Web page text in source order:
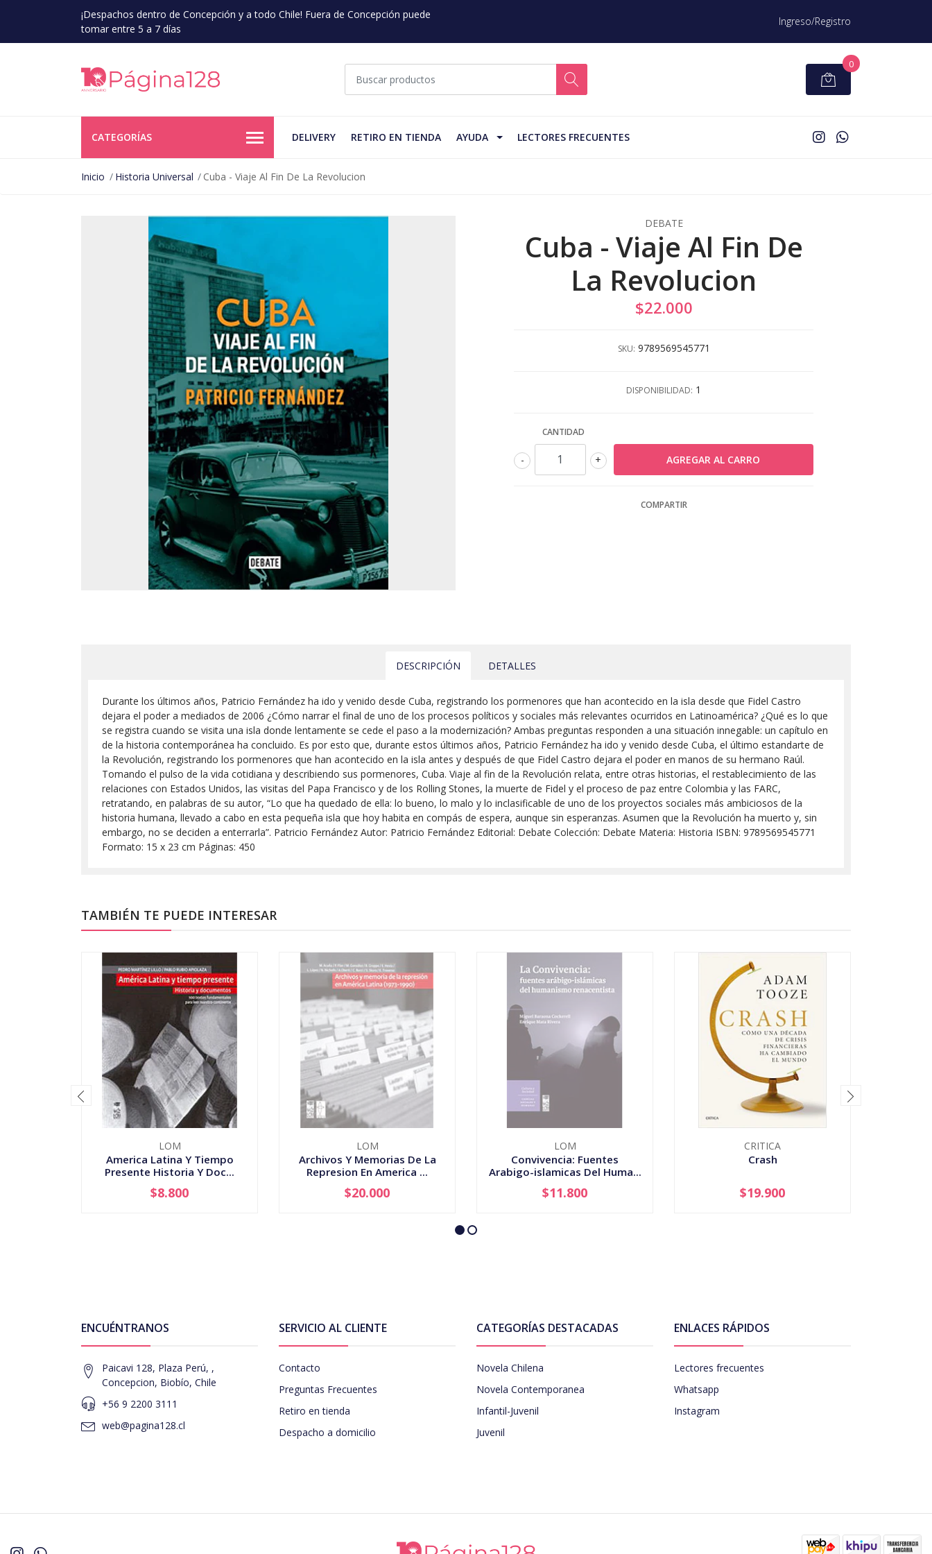
¡Despachos dentro de Concepción y a todo Chile! Fuera de Concepción puede
tomar entre 5 a 7 días
Ingreso/Registro
0
CATEGORÍAS DELIVERY RETIRO EN TIENDA AYUDA LECTORES FRECUENTES
Inicio Historia Universal Cuba - Viaje Al Fin De La Revolucion
DEBATE
Cuba - Viaje Al Fin De
La Revolucion
$22.000
SKU: 9789569545771
DISPONIBILIDAD: 1
CANTIDAD
+
-
COMPARTIR
DESCRIPCIÓN DETALLES
Durante los últimos años, Patricio Fernández ha ido y venido desde Cuba, registrando los pormenores que han acontecido en la isla desde que Fidel Castro
dejara el poder a mediados de 2006 ¿Cómo narrar el final de uno de los procesos políticos y sociales más relevantes ocurridos en Latinoamérica? ¿Qué es lo que
se registra cuando se visita una isla donde lentamente se cede el paso a la modernización? Ambas preguntas responden a una situación innegable: un capítulo en
de la historia contemporánea ha concluido. Es por esto que, durante estos últimos años, Patricio Fernández ha ido y venido desde Cuba, el último estandarte de
la Revolución, registrando los pormenores que han acontecido en la isla antes y después de que Fidel Castro dejara el poder en manos de su hermano Raúl.
Tomando el pulso de la vida cotidiana y describiendo sus pormenores, Cuba. Viaje al fin de la Revolución relata, entre otras historias, el restablecimiento de las
relaciones con Estados Unidos, las visitas del Papa Francisco y de los Rolling Stones, la muerte de Fidel y el proceso de paz entre Colombia y las FARC,
retratando, en palabras de su autor, “Lo que ha quedado de ella: lo bueno, lo malo y lo inclasificable de uno de los proyectos sociales más ambiciosos de la
historia humana, llevado a cabo en esta pequeña isla que hoy habita en compás de espera, aunque sin esperanzas. Asumen que la Revolución ha muerto y, sin
embargo, no se deciden a enterrarla”. Patricio Fernández Autor: Patricio Fernández Editorial: Debate Colección: Debate Materia: Historia ISBN: 9789569545771
Formato: 15 x 23 cm Páginas: 450
TAMBIÉN TE PUEDE INTERESAR
LOM
America Latina Y Tiempo
Presente Historia Y Doc...
+
$8.800
LOM
Archivos Y Memorias De La
Represion En America ...
AGOTADO
$20.000
LOM
Convivencia: Fuentes
Arabigo-islamicas Del Huma...
AGOTADO
$11.800
CRITICA
Crash
+
$19.900
ENCUÉNTRANOS
Paicavi 128, Plaza Perú, ,
Concepcion, Biobío, Chile
+56 9 2200 3111
web@pagina128.cl
SERVICIO AL CLIENTE
Contacto
Preguntas Frecuentes
Retiro en tienda
Despacho a domicilio
CATEGORÍAS DESTACADAS
Novela Chilena
Novela Contemporanea
Infantil-Juvenil
Juvenil
ENLACES RÁPIDOS
Lectores frecuentes
Whatsapp
Instagram